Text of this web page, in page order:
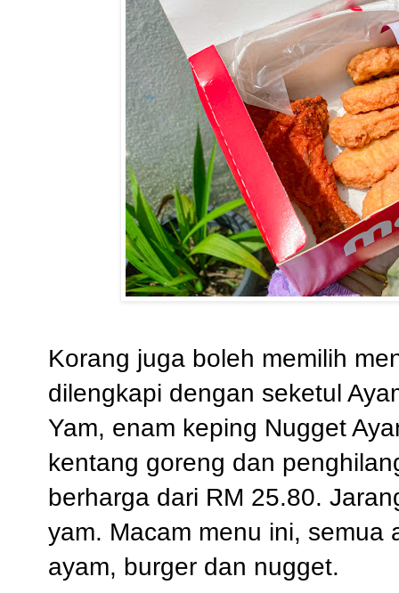
Korang juga boleh memilih
dilengkapi dengan seketul
Yam, enam keping Nugget
kentang goreng dan
berharga dari RM 25.80.
yam. Macam menu ini, semua
ayam, burger dan nugget.